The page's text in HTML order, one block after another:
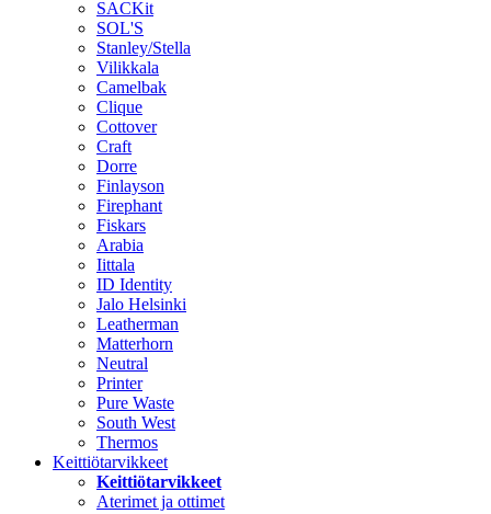
SACKit
SOL'S
Stanley/Stella
Vilikkala
Camelbak
Clique
Cottover
Craft
Dorre
Finlayson
Firephant
Fiskars
Arabia
Iittala
ID Identity
Jalo Helsinki
Leatherman
Matterhorn
Neutral
Printer
Pure Waste
South West
Thermos
Keittiötarvikkeet
Keittiötarvikkeet
Aterimet ja ottimet